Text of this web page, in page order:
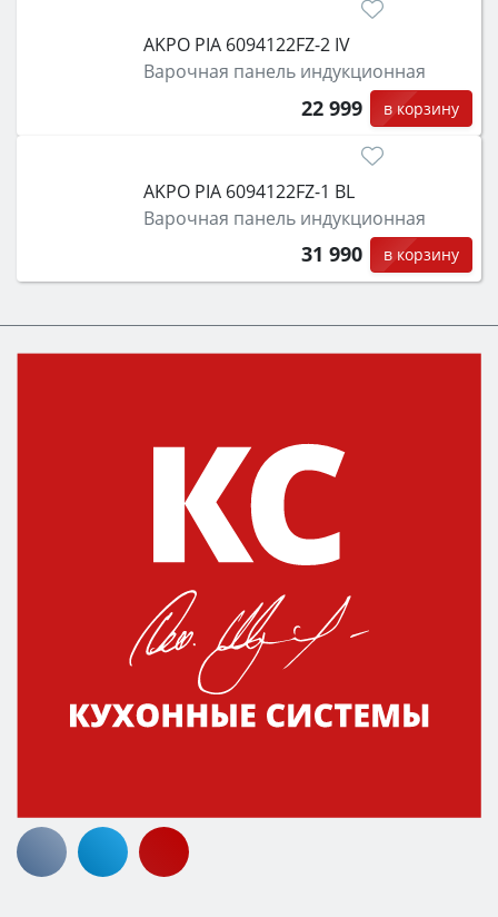
AKPO PIA 6094122FZ-2 IV
Варочная панель индукционная
22 999 в корзину
AKPO PIA 6094122FZ-1 BL
Варочная панель индукционная
31 990 в корзину